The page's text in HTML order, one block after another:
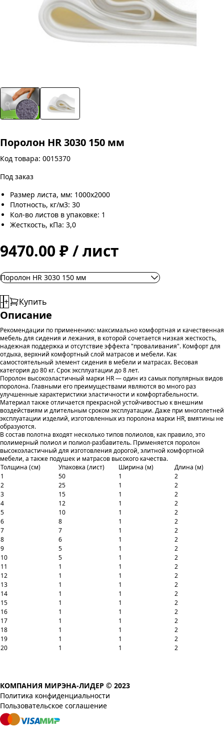
Поролон HR 3030 150 мм
Код товара: 0015370
Под заказ
Размер листа, мм: 1000х2000
Плотность, кг/м3: 30
Кол-во листов в упаковке: 1
Жесткость, кПа: 3,0
9470.00 ₽ / лист
Поролон HR 3030 150 мм
-+ Купить
Описание
Рекомендации по применению: максимально комфортная и качественная
мебель для сидения и лежания, в которой сочетается низкая жесткость,
надежная поддержка и отсутствие эффекта "проваливания". Комфорт для
отдыха, верхний комфортный слой матрасов и мебели. Как
самостоятельный элемент сидения в мебели и матрасах. Весовая
категория до 80 кг. Срок эксплуатации до 8 лет.
Поролон высокоэластичный марки HR — один из самых популярных видов
поролона. Главными его преимуществами являются во много раз
улучшенные характеристики эластичности и комфортабельности.
Материал также отличается прекрасной устойчивостью к внешним
воздействиям и длительным сроком эксплуатации. Даже при многолетней
эксплуатации изделий, изготовленных из поролона марки HR, вмятины не
образуются.
В состав полотна входят несколько типов полиолов, как правило, это
полимерный полиол и полиол-разбавитель. Применяется поролон
высокоэластичный для изготовления дорогой, элитной комфортной
мебели, а также подушек и матрасов высокого качества.
Толщина (см)
Упаковка (лист) Ширина (м)
Длина (м)
1
50 1
2
2
25 1
2
3
15 1
2
4
12 1
2
5
10 1
2
6
8 1
2
7
7 1
2
8
6 1
2
9
5 1
2
10
5 1
2
11
1 1
2
12
1 1
2
13
1 1
2
14
1 1
2
15
1 1
2
16
1 1
2
17
1 1
2
18
1 1
2
19
1 1
2
20
1 1 2
КОМПАНИЯ МИРЭНА-ЛИДЕР © 2023
Политика конфиденциальности
Пользовательское соглашение